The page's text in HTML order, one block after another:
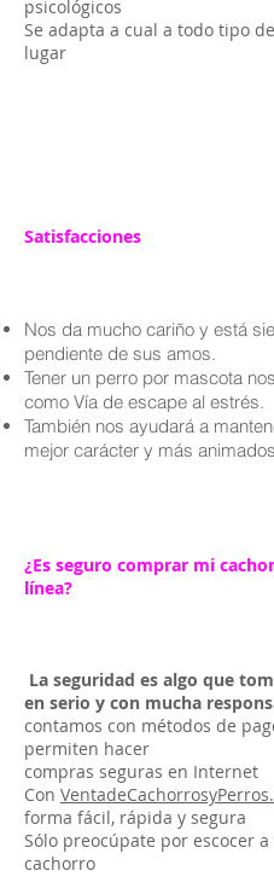
psicológicos
Se adapta a cual a todo tipo
lugar
Satisfacciones
Nos da mucho cariño y está
pendiente de sus amos.
Tener un perro por mascota
como Vía de escape al estrés.
También nos ayudará a
mejor carácter y más
¿Es seguro comprar mi
línea?
La seguridad es algo que
en serio y con mucha
contamos con métodos de
permiten hacer
compras seguras en Internet
Con
forma fácil, rápida y segura
Sólo preocúpate por escocer a
cachorro